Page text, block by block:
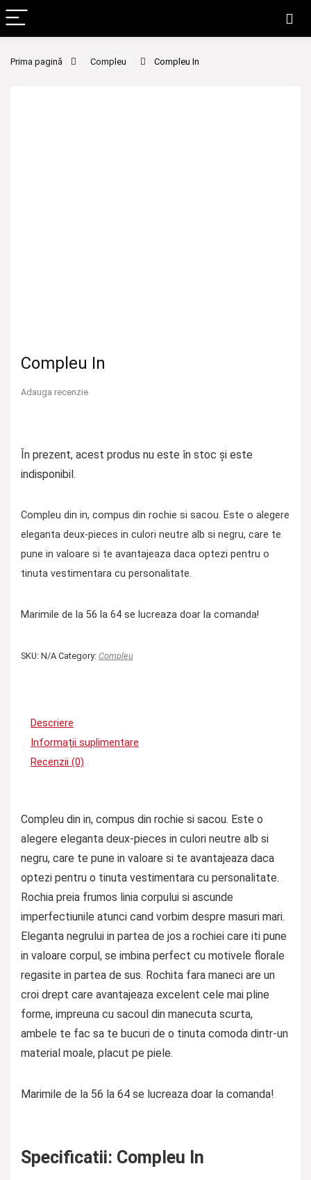
Prima pagină Compleu Compleu In
Compleu In
Adauga recenzie
În prezent, acest produs nu este în stoc și este
indisponibil.
Compleu din in, compus din rochie si sacou. Este o alegere
eleganta deux-pieces in culori neutre alb si negru, care te
pune in valoare si te avantajeaza daca optezi pentru o
tinuta vestimentara cu personalitate.
Marimile de la 56 la 64 se lucreaza doar la comanda!
SKU: N/A Category: Compleu
Descriere
Informații suplimentare
Recenzii (0)
Compleu din in, compus din rochie si sacou. Este o
alegere eleganta deux-pieces in culori neutre alb si
negru, care te pune in valoare si te avantajeaza daca
optezi pentru o tinuta vestimentara cu personalitate.
Rochia preia frumos linia corpului si ascunde
imperfectiunile atunci cand vorbim despre masuri mari.
Eleganta negrului in partea de jos a rochiei care iti pune
in valoare corpul, se imbina perfect cu motivele florale
regasite in partea de sus. Rochita fara maneci are un
croi drept care avantajeaza excelent cele mai pline
forme, impreuna cu sacoul din manecuta scurta,
ambele te fac sa te bucuri de o tinuta comoda dintr-un
material moale, placut pe piele.
Marimile de la 56 la 64 se lucreaza doar la comanda!
Specificatii: Compleu In